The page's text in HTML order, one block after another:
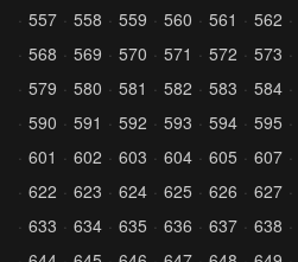
557
558 559 560 561 562
568
569 570 571 572 573
579
580 581 582 583 584
590
591 592 593 594 595
601
602 603 604 605 607
622
623 624 625 626 627
633
634 635 636 637 638